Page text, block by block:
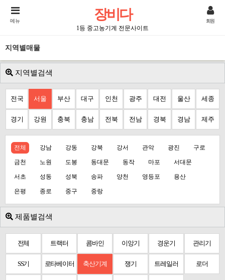
장비다
1등 중고농기계 전문사이트
메뉴 회원
지역별매물
지역별검색
전국 서울 부산 대구 인천 광주 대전 울산 세종
경기 강원 충북 충남 전북 전남 경북 경남 제주
전체 강남 강동 강북 강서 관악 광진 구로
금천 노원 도봉 동대문 동작 마포 서대문
서초 성동 성북 송파 양천 영등포 용산
은평 종로 중구 중랑
제품별검색
전체 트랙터 콤바인 이앙기 경운기 관리기
SS기 로타베이터 축산기계 쟁기 트레일러 로더